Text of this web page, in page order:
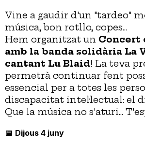
Vine a gaudir d'un "tardeo"
música, bon rotllo, copes...
Hem organitzat un Concert
amb la banda solidària La
cantant Lu Blaid! La teva
permetrà continuar fent
essencial per a totes les
discapacitat intel·lectual: el
Que la música no s'aturi...
📅 Dijous 4 juny